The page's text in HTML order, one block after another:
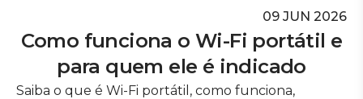
09 JUN 2026
Como funciona o Wi-Fi portátil e
para quem ele é indicado
Saiba o que é Wi-Fi portátil, como funciona,